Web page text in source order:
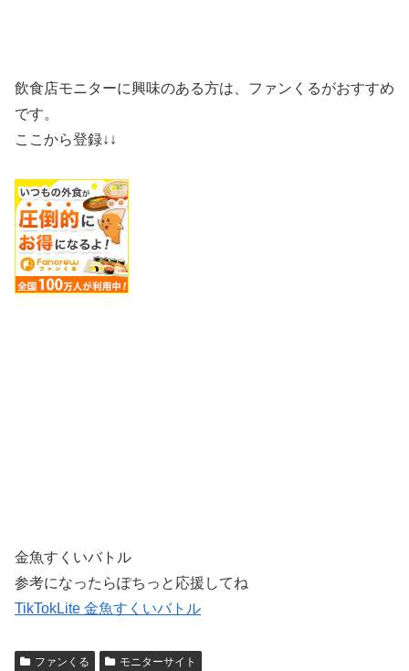
飲食店モニターに興味のある方は、ファンくるがおすすめ
です。
ここから登録↓↓
金魚すくいバトル
参考になったらぽちっと応援してね
TikTokLite 金魚すくいバトル
ファンくる モニターサイト